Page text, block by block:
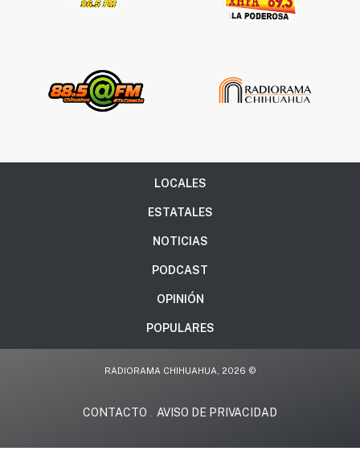
LOCALES
ESTATALES
NOTICIAS
PODCAST
OPINIÓN
POPULARES
RADIORAMA CHIHUAHUA, 2026 ©
CONTACTO AVISO DE PRIVACIDAD